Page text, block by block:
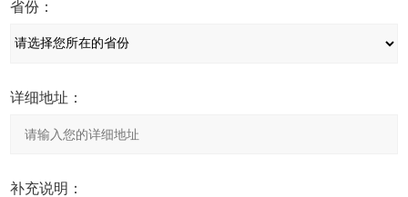
省份：
详细地址：
补充说明：